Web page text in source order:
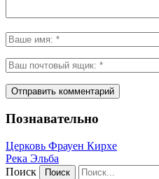
Познавательно
Церковь Фрауен Кирхе
Река Эльба
Поиск